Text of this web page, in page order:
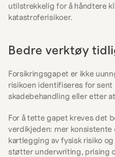
utilstrekkelig for å håndtere
katastroferisikoer.
Bedre verktøy
Forsikringsgapet er ikke
risikoen identifiseres for
skadebehandling eller etter
For å tette gapet kreves det
verdikjeden: mer konsistente
kartlegging av fysisk risiko
støtter underwriting, prising